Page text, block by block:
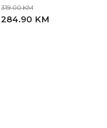
319.00 KM
284.90 KM